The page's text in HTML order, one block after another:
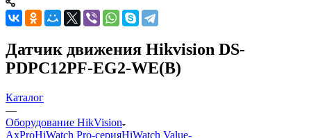
Датчик движения Hikvision DS-
PDPC12PF-EG2-WE(B)
Каталог
—
Оборудование HikVision
AxProHiWatch Pro-серияHiWatch Value-